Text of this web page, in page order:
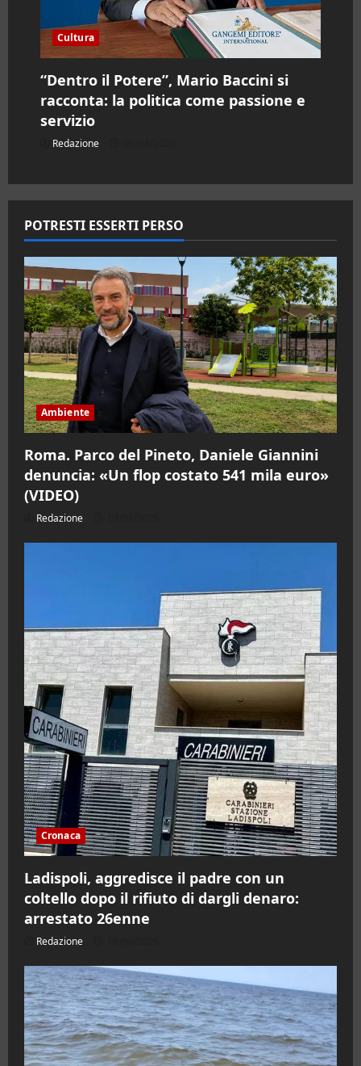
Cultura
“Dentro il Potere”, Mario Baccini si
racconta: la politica come passione e
servizio
Redazione
POTRESTI ESSERTI PERSO
Ambiente
Roma. Parco del Pineto, Daniele Giannini
denuncia: «Un flop costato 541 mila euro»
(VIDEO)
Redazione
Cronaca
Ladispoli, aggredisce il padre con un
coltello dopo il rifiuto di dargli denaro:
arrestato 26enne
Redazione